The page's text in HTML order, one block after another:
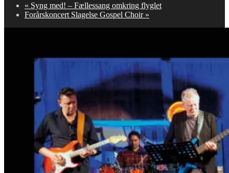
« Syng med! – Fællessang omkring flyglet
Forårskoncert Slagelse Gospel Choir »